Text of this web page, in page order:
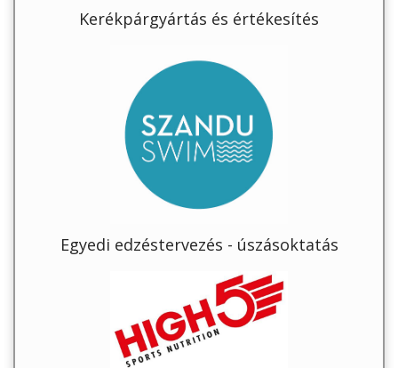
Kerékpárgyártás és értékesítés
Egyedi edzéstervezés - úszásoktatás